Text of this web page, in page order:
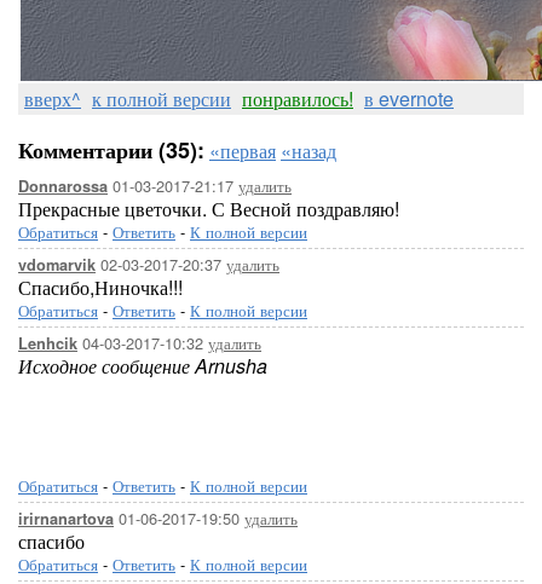
вверх^ к полной версии понравилось! в evernote
Комментарии (35): «первая «назад
Donnarossa 01-03-2017-21:17 удалить
Прекрасные цветочки. С Весной поздравляю!
Обратиться - Ответить - К полной версии
vdomarvik 02-03-2017-20:37 удалить
Спасибо,Ниночка!!!
Обратиться - Ответить - К полной версии
Lenhcik 04-03-2017-10:32 удалить
Исходное сообщение Arnusha
Обратиться - Ответить - К полной версии
irirnanartova 01-06-2017-19:50 удалить
спасибо
Обратиться - Ответить - К полной версии